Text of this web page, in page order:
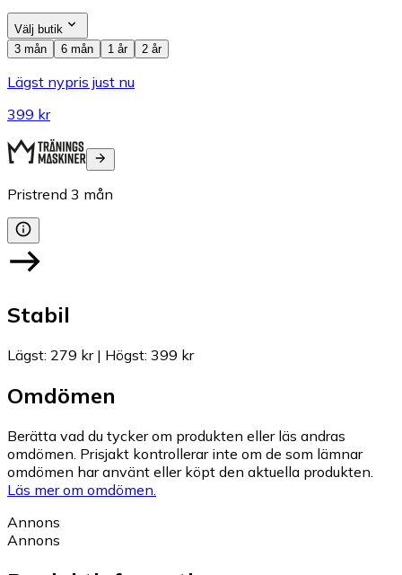
Välj butik
3 mån
6 mån 1 år 2 år
Lägst nypris just nu
399 kr
Pristrend 3 mån
Stabil
Lägst: 279 kr| Högst: 399 kr
Omdömen
Berätta vad du tycker om produkten eller läs andras
omdömen. Prisjakt kontrollerar inte om de som lämnar
omdömen har använt eller köpt den aktuella produkten.
Läs mer om omdömen.
Annons
Annons